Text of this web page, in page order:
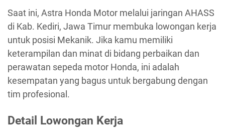
Saat ini, Astra Honda Motor melalui jaringan AHASS
di Kab. Kediri, Jawa Timur membuka lowongan kerja
untuk posisi Mekanik. Jika kamu memiliki
keterampilan dan minat di bidang perbaikan dan
perawatan sepeda motor Honda, ini adalah
kesempatan yang bagus untuk bergabung dengan
tim profesional.
Detail Lowongan Kerja